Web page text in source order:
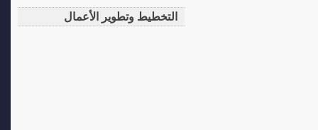
التخطيط وتطوير الأعمال